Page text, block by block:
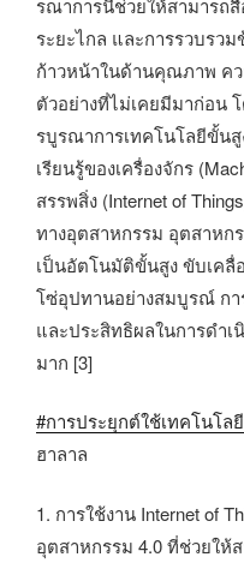
รณาการนี้ช่วยให้สามารถ
ระยะไกล และการรวบรว
ก้าวหน้าในด้านคุณภาพ ค
ตัวอย่างที่ไม่เคยมีมาก่อน
รบูรณาการเทคโนโลยีขั้น
เรียนรู้ของเครื่องจักร
สรรพสิ่ง (Internet of
ทางอุตสาหกรรม อุตสาหกร
เป็นอัตโนมัติขั้นสูง ขับเค
โซ่อุปทานอย่างสมบูรณ์ ก
และประสิทธิผลในการดำ
มาก [3]
#การประยุกต์ใช้เทคโนโล
ฮาลาล
1. การใช้งาน Internet of
อุตสาหกรรม 4.0 ที่ช่วยใ